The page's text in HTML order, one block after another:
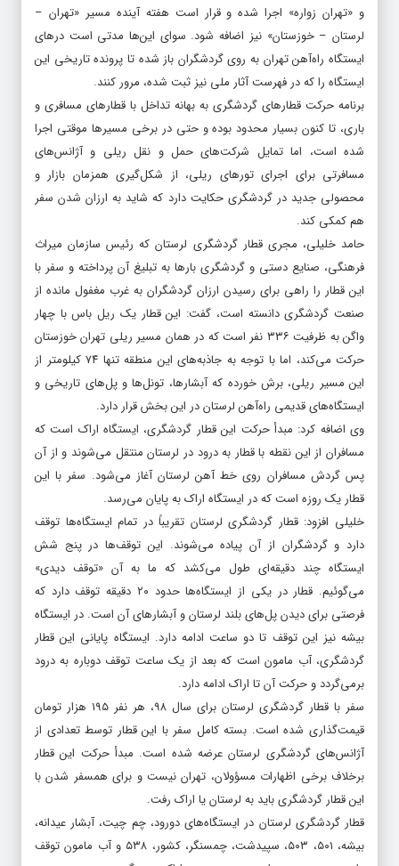
و «تهران زواره» اجرا شده و قرار است هفته آینده مسیر «تهران –
لرستان – خوزستان» نیز اضافه شود. سوای این‌ها مدتی است درهای
ایستگاه راه‌آهن تهران به روی گردشگران باز شده تا پرونده تاریخی این
ایستگاه را که در فهرست آثار ملی نیز ثبت شده، مرور کنند.
برنامه حرکت قطارهای گردشگری به بهانه تداخل با قطارهای مسافری و
باری، تا کنون بسیار محدود بوده و حتی در برخی مسیرها موقتی اجرا
شده است، اما تمایل شرکت‌های حمل و نقل ریلی و آژانس‌های
مسافرتی برای اجرای تورهای ریلی، از شکل‌گیری همزمان بازار و
محصولی جدید در گردشگری حکایت دارد که شاید به ارزان شدن سفر
هم کمکی کند.
حامد خلیلی، مجری قطار گردشگری لرستان که رئیس سازمان میراث
فرهنگی، صنایع دستی و گردشگری بارها به تبلیغ آن پرداخته و سفر با
این قطار را راهی برای رسیدن ارزان گردشگران به غرب مغفول مانده از
صنعت گردشگری دانسته است، گفت: این قطار یک ریل باس با چهار
واگن به ظرفیت ۳۳۶ نفر است که در همان مسیر ریلی تهران خوزستان
حرکت می‌کند، اما با توجه به جاذبه‌های این منطقه تنها ۷۴ کیلومتر از
این مسیر ریلی، برش خورده که آبشارها، تونل‌ها و پل‌های تاریخی و
ایستگاه‌های قدیمی راه‌آهن لرستان در این بخش قرار دارد.
وی اضافه کرد: مبدأ حرکت این قطار گردشگری، ایستگاه اراک است که
مسافران از این نقطه با قطار به درود در لرستان منتقل می‌شوند و از آن
پس گردش مسافران روی خط آهن لرستان آغاز می‌شود. سفر با این
قطار یک روزه است که در ایستگاه اراک به پایان می‌رسد.
خلیلی افزود: قطار گردشگری لرستان تقریباً در تمام ایستگاه‌ها توقف
دارد و گردشگران از آن پیاده می‌شوند. این توقف‌ها در پنج شش
ایستگاه چند دقیقه‌ای طول می‌کشد که ما به آن «توقف دیدی»
می‌گوئیم. قطار در یکی از ایستگاه‌ها حدود ۲۰ دقیقه توقف دارد که
فرصتی برای دیدن پل‌های بلند لرستان و آبشارهای آن است. در ایستگاه
بیشه نیز این توقف تا دو ساعت ادامه دارد. ایستگاه پایانی این قطار
گردشگری، آب مامون است که بعد از یک ساعت توقف دوباره به درود
برمی‌گردد و حرکت آن تا اراک ادامه دارد.
سفر با قطار گردشگری لرستان برای سال ۹۸، هر نفر ۱۹۵ هزار تومان
قیمت‌گذاری شده است. بسته کامل سفر با این قطار توسط تعدادی از
آژانس‌های گردشگری لرستان عرضه شده است. مبدأ حرکت این قطار
برخلاف برخی اظهارات مسؤولان، تهران نیست و برای همسفر شدن با
این قطار گردشگری باید به لرستان یا اراک رفت.
قطار گردشگری لرستان در ایستگاه‌های دورود، چم چیت، آبشار عیدانه،
بیشه، ۵۰۱، ۵۰۳، سپیدشت، چمسنگر، کشور، ۵۳۸ و آب مامون توقف